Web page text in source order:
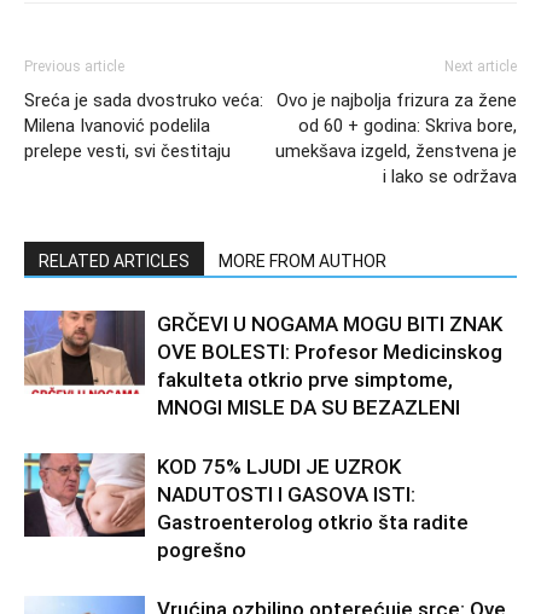
Previous article
Sreća je sada dvostruko veća:
Milena Ivanović podelila
prelepe vesti, svi čestitaju
Next article
Ovo je najbolja frizura za žene
od 60 + godina: Skriva bore,
umekšava izgeld, ženstvena je
i lako se održava
RELATED ARTICLES MORE FROM AUTHOR
GRČEVI U NOGAMA MOGU BITI ZNAK
OVE BOLESTI: Profesor Medicinskog
fakulteta otkrio prve simptome,
MNOGI MISLE DA SU BEZAZLENI
KOD 75% LJUDI JE UZROK
NADUTOSTI I GASOVA ISTI:
Gastroenterolog otkrio šta radite
pogrešno
Vrućina ozbiljno opterećuje srce: Ove